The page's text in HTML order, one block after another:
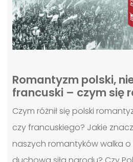
Romantyzm polski,
francuski – czym się
Czym różnił się polski
czy francuskiego? Jakie
naszych romantyków walka o